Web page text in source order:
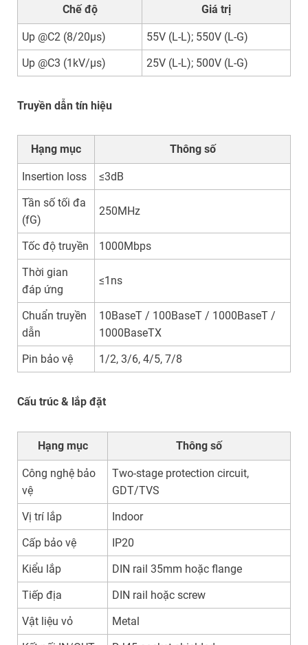
Chế độ Giá trị
Up @C2 (8/20µs)
55V (L-L); 550V (L-G)
Up @C3 (1kV/µs)
25V (L-L); 500V (L-G)
Truyền dẫn tín hiệu
Hạng mục Thông số
Insertion loss
≤3dB
Tần số tối đa
(fG)
250MHz
Tốc độ truyền
1000Mbps
Thời gian
đáp ứng
≤1ns
Chuẩn truyền
dẫn
10BaseT / 100BaseT / 1000BaseT /
1000BaseTX
Pin bảo vệ
1/2, 3/6, 4/5, 7/8
Cấu trúc & lắp đặt
Hạng mục Thông số
Công nghệ bảo
vệ
Two-stage protection circuit,
GDT/TVS
Vị trí lắp
Indoor
Cấp bảo vệ
IP20
Kiểu lắp
DIN rail 35mm hoặc flange
Tiếp địa
DIN rail hoặc screw
Vật liệu vỏ
Metal